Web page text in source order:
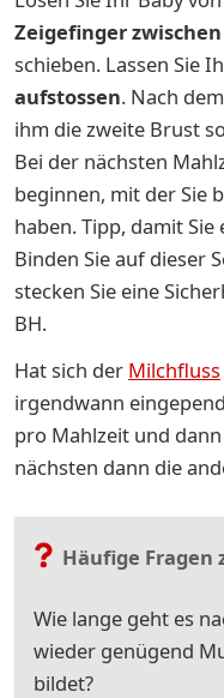
Zeigefinger
schieben. Lassen Sie
aufstossen. Nach dem
ihm die zweite Brust
Bei der nächsten
beginnen, mit der Sie
haben. Tipp, damit
Binden Sie auf dieser
stecken Sie eine
BH.
Hat sich der Milchfluss
irgendwann
pro Mahlzeit und
nächsten dann die
Häufige Fragen
Wie lange geht es
wieder genügend
bildet?